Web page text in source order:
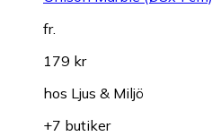
fr.
179 kr
hos Ljus & Miljö
+7 butiker